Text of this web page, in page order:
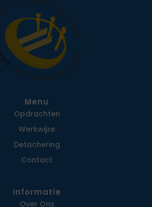
Menu
Opdrachten
Werkwijze
Detachering
Contact
Informatie
Over Ons